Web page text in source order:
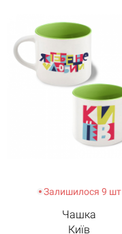
Залишилося 9 шт
Чашка
Київ